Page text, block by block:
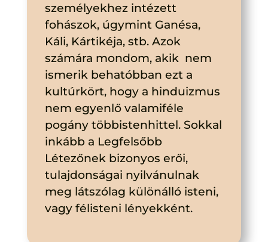
személyekhez intézett
fohászok, úgymint Ganésa,
Káli, Kártikéja, stb. Azok
számára mondom, akik nem
ismerik behatóbban ezt a
kultúrkört, hogy a hinduizmus
nem egyenlő valamiféle
pogány többistenhittel. Sokkal
inkább a Legfelsőbb
Létezőnek bizonyos erői,
tulajdonságai nyilvánulnak
meg látszólag különálló isteni,
vagy félisteni lényekként.